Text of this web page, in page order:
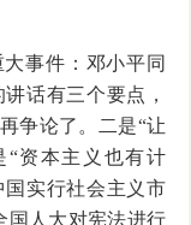
事件：邓小平同
话有三个要点，
争论了。二是“让
“资本主义也有计
实行社会主义市
国人大对宪法进行